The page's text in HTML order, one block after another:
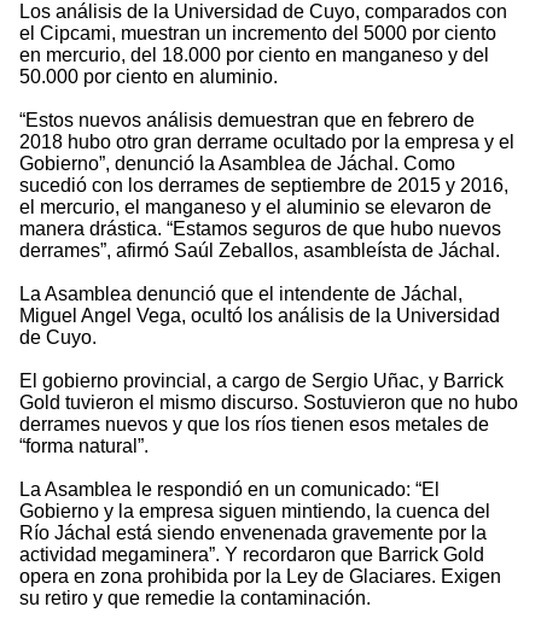
Los análisis de la Universidad de Cuyo, comparados con
el Cipcami, muestran un incremento del 5000 por ciento
en mercurio, del 18.000 por ciento en manganeso y del
50.000 por ciento en aluminio.
“Estos nuevos análisis demuestran que en febrero de
2018 hubo otro gran derrame ocultado por la empresa y el
Gobierno”, denunció la Asamblea de Jáchal. Como
sucedió con los derrames de septiembre de 2015 y 2016,
el mercurio, el manganeso y el aluminio se elevaron de
manera drástica. “Estamos seguros de que hubo nuevos
derrames”, afirmó Saúl Zeballos, asambleísta de Jáchal.
La Asamblea denunció que el intendente de Jáchal,
Miguel Angel Vega, ocultó los análisis de la Universidad
de Cuyo.
El gobierno provincial, a cargo de Sergio Uñac, y Barrick
Gold tuvieron el mismo discurso. Sostuvieron que no hubo
derrames nuevos y que los ríos tienen esos metales de
“forma natural”.
La Asamblea le respondió en un comunicado: “El
Gobierno y la empresa siguen mintiendo, la cuenca del
Río Jáchal está siendo envenenada gravemente por la
actividad megaminera”. Y recordaron que Barrick Gold
opera en zona prohibida por la Ley de Glaciares. Exigen
su retiro y que remedie la contaminación.